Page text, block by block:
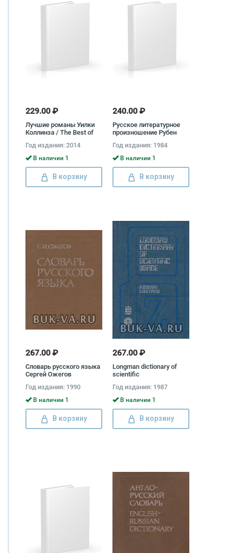
229.00 ₽
Лучшие романы Уилки
Коллинза / The Best of
Уилки Коллинз
Год издания: 2014
В наличии 1
В корзину
240.00 ₽
Русское литературное
произношение Рубен
Год издания: 1984
В наличии 1
В корзину
267.00 ₽
Словарь русского языка
Сергей Ожегов
Год издания: 1990
В наличии 1
В корзину
267.00 ₽
Longman dictionary of
scientific
словарь английской
научной лексики А.
Годман, Пейн Емф
Год издания: 1987
В наличии 1
В корзину